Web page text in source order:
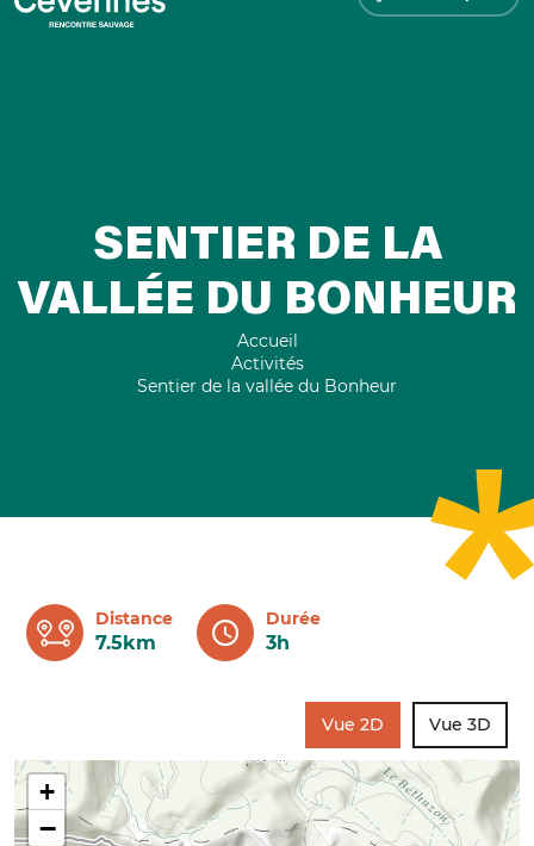
SENTIER DE LA
VALLÉE DU BONHEUR
Accueil
Activités
Sentier de la vallée du Bonheur
Distance
7.5km
Durée
3h
Vue 2D Vue 3D
+
−